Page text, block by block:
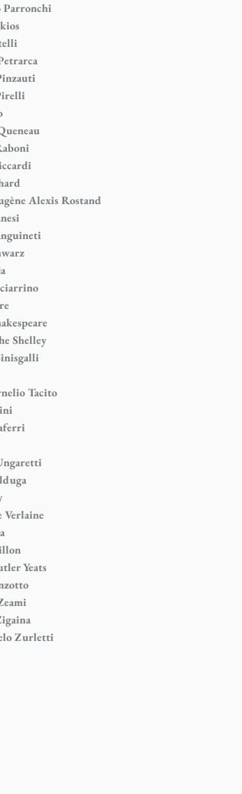
Parronchi
Alexis Rostand
Shelley
Tacito
Verlaine
Yeats
Zurletti